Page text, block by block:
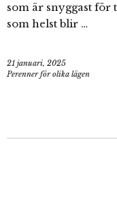
som är snyggast för
som helst blir …
21 januari, 2025
Perenner för olika lägen